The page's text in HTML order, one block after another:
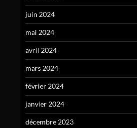
juin 2024
mai 2024
avril 2024
mars 2024
février 2024
janvier 2024
décembre 2023